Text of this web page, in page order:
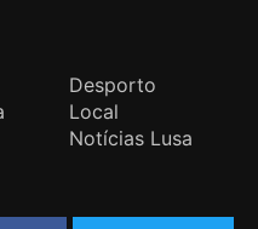
Desporto
Local
Notícias Lusa